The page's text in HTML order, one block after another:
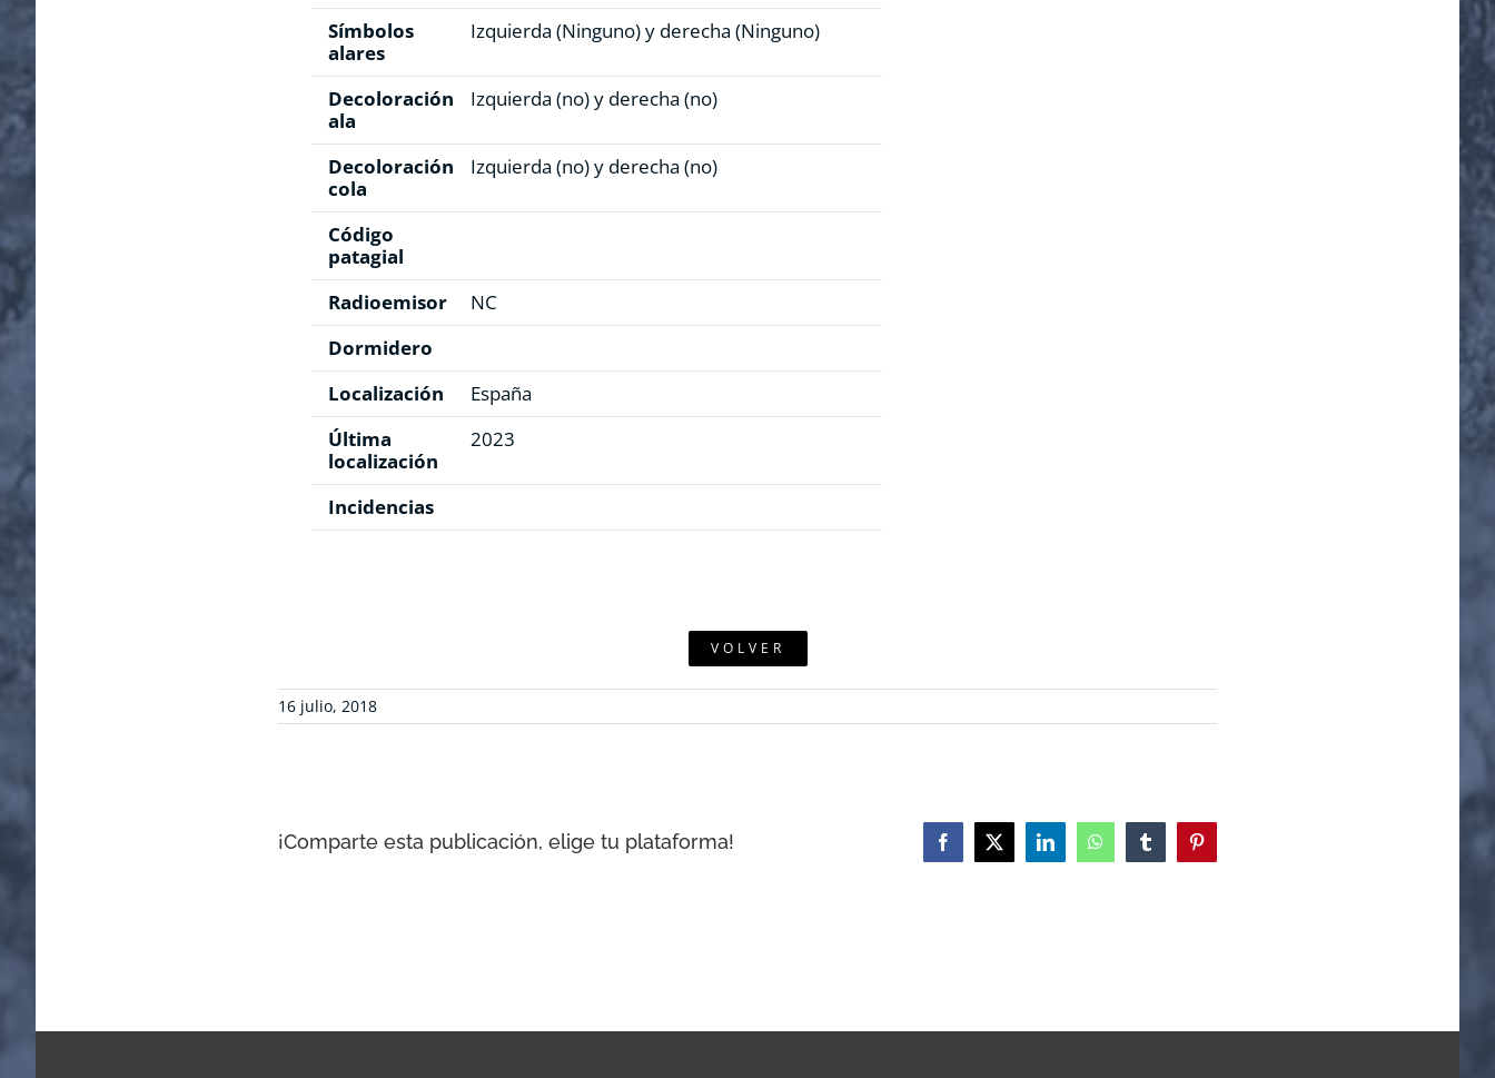
Símbolos
alares
Izquierda (Ninguno)y derecha (Ninguno)
Decoloración
ala
Izquierda (no)y derecha (no)
Decoloración
cola
Izquierda (no)y derecha (no)
Código
patagial
Radioemisor
NC
Dormidero
Localización
España
Última
localización
2023
Incidencias
VOLVER
16 julio, 2018
¡Comparte esta publicación, elige tu plataforma! Facebook
X LinkedInWhatsAppTumblrPinterest